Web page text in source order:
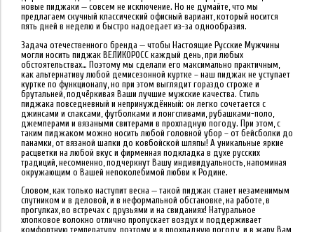
новые пиджаки — совсем не исключение. Но не думайте, что мы
предлагаем скучный классический офисный вариант, который носится
пять дней в неделю и быстро надоедает из-за однообразия.
Задача отечественного бренда — чтобы Настоящие Русские Мужчины
могли носить пиджак ВЕЛИКОРОСС каждый день, при любых
обстоятельствах… Поэтому мы сделали его максимально практичным,
как альтернативу любой демисезонной куртке – наш пиджак не уступает
куртке по функционалу, но при этом выглядит гораздо строже и
брутальней, подчёркивая Ваши лучшие мужские качества. Стиль
пиджака повседневный и непринуждённый: он легко сочетается с
джинсами и слаксами, футболками и лонгсливами, рубашками-поло,
джемперами и вязаными свитерами в прохладную погоду. При этом, с
таким пиджаком можно носить любой головной убор – от бейсболки до
панамки, от вязаной шапки до ковбойской шляпы! А уникальные яркие
расцветки на любой вкус и фирменная подкладка в духе русских
традиций, несомненно, подчеркнут Вашу индивидуальность, напоминая
окружающим о Вашей непоколебимой любви к Родине.
Словом, как только наступит весна — такой пиджак станет незаменимым
спутником и в деловой, и в неформальной обстановке, на работе, в
прогулках, во встречах с друзьями и на свиданиях! Натуральное
хлопковое волокно отлично пропускает воздух и поддерживает